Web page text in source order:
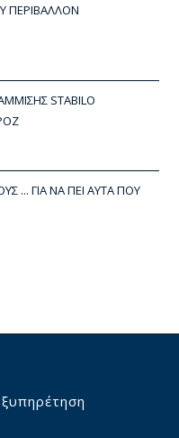
ΠΕΡΙΒΑΛΛΟΝ
STABILO
... ΓΙΑ ΝΑ ΠΕΙ ΑΥΤΑ ΠΟΥ